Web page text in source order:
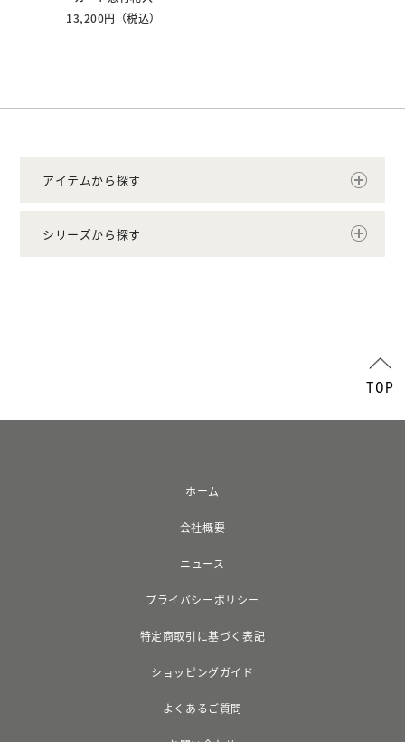
13,200円（税込）
アイテムから探す
シリーズから探す
TOP
ホーム
会社概要
ニュース
プライバシーポリシー
特定商取引に基づく表記
ショッピングガイド
よくあるご質問